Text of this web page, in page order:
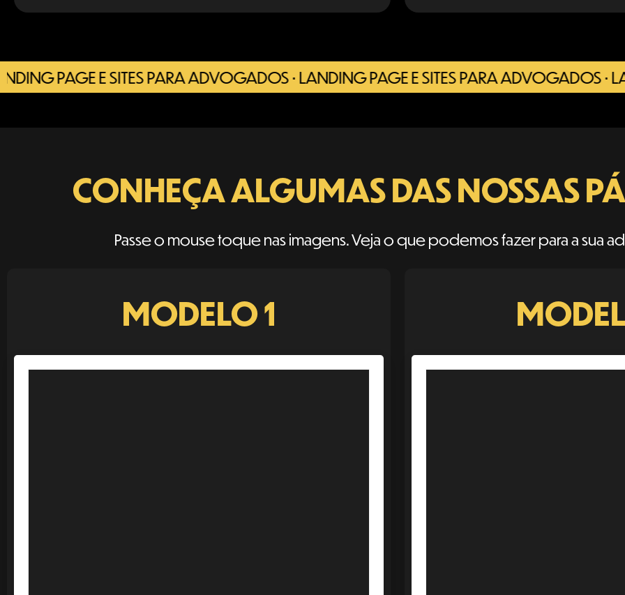
E SITES PARA ADVOGADOS • LANDING PAGE E SITES PARA ADVOGADOS •
CONHEÇA ALGUMAS DAS NOSSAS
Passe o mouse toque nas imagens. Veja o que podemos fazer para a sua
MODELO 1